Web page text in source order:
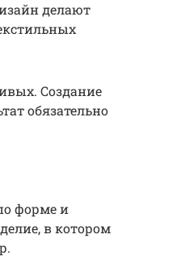
делают
Создание
обязательно
форме и
в котором